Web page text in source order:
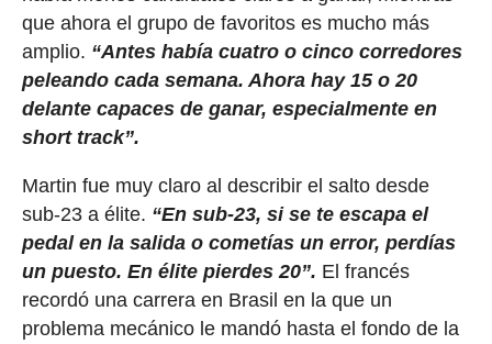
que ahora el grupo de favoritos es mucho más
amplio. “Antes había cuatro o cinco corredores
peleando cada semana. Ahora hay 15 o 20
delante capaces de ganar, especialmente en
short track”.
Martin fue muy claro al describir el salto desde
sub-23 a élite. “En sub-23, si se te escapa el
pedal en la salida o cometías un error, perdías
un puesto. En élite pierdes 20”. El francés
recordó una carrera en Brasil en la que un
problema mecánico le mandó hasta el fondo de la